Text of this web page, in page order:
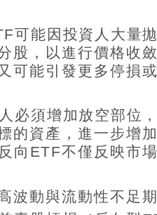
可能因投資人大量
股，以進行價格收
可能引發更多停損
必須增加放空部位
的資產 ，進一步增
向 ETF不僅反映市
波動與流動性不足